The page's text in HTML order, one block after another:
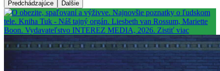
Predchádzajúce Ďalšie